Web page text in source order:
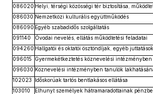
086020 Helyi, térségi közösségi tér biztosítása,
086030 Nemzetközi kulturális együttműködés
086090 Egyéb szabadidős szolgáltatás
091140
Óvodai nevelés, ellátás működtetési feladatai
094260 Hallgatói és oktatói ösztöndíjak, egyéb juttatások
096015
Gyermekétkeztetés köznevelési intézményben
096030 Köznevelési intézményben tanulók
102023
Időskorúak tartós bentlakásos ellátása
103010
Elhunyt személyek hátramaradottainak